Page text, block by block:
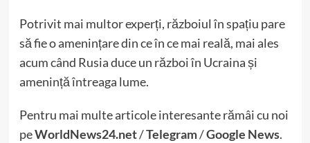
Potrivit mai multor experți, războiul în spațiu pare
să fie o amenințare din ce în ce mai reală, mai ales
acum când Rusia duce un război în Ucraina și
amenință întreaga lume.
Pentru mai multe articole interesante rămâi cu noi
peWorldNews24.net/Telegram/Google News.